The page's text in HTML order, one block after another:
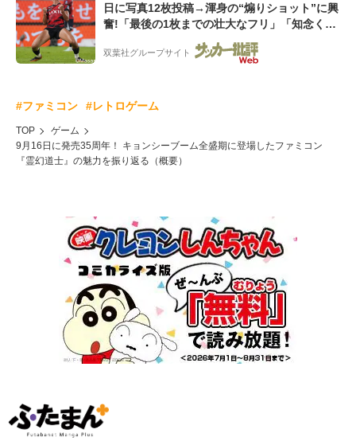
日に写真12枚投稿→渾身の“煽りショット”に興
奮!「最後の1枚までの壮大なフリ」「知念くん
のことどんだけ好きなんよw」
双葉社グループサイト
#ファミコン #レトロゲーム
TOP
ゲーム
9月16日に発売35周年！ キョンシーブーム全盛期に登場したファミコン
『霊幻道士』の魅力を振り返る（概要）